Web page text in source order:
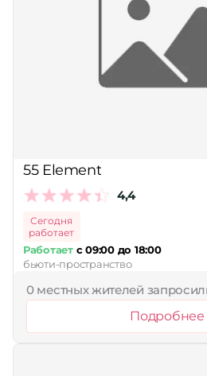
55 Element
4,4
Сегодня
работает
Работаетс 09:00 до 18:00
бьюти-пространство
0 местных жителей
Подробнее